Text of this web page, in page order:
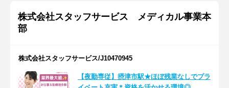
株式会社スタッフサービス メディカル事業本
部
株式会社スタッフサービス/J10470945
【夜勤専従】摂津市駅★ほぼ残業なしでプラ